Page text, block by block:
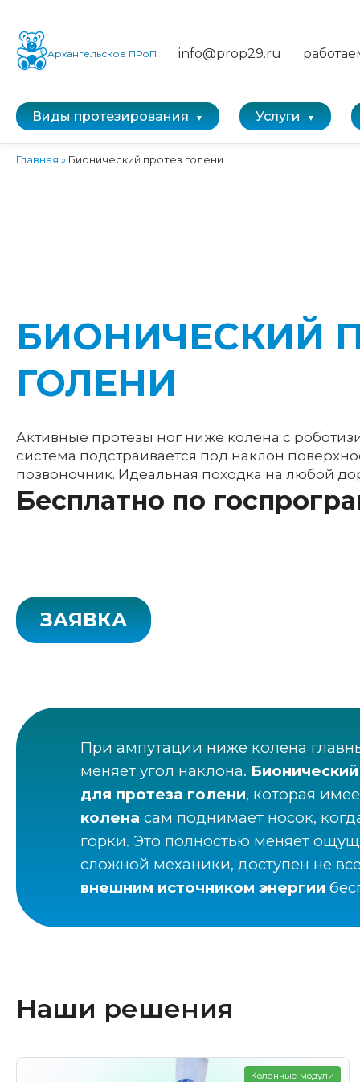
Архангельское ПРоП info@prop29.ru
Виды протезирования Услуги
Главная » Бионический протез голени
БИОНИЧЕСКИЙ
ГОЛЕНИ
Активные протезы ног ниже колена с
система подстраивается под наклон
позвоночник. Идеальная походка на любой
Бесплатно по
ЗАЯВКА
При ампутации ниже колена
меняет угол наклона.
для протеза голени, которая
колена сам поднимает носок,
горки. Это полностью меняет
сложной механики, доступен не
внешним источником энергии
Наши решения
Коленные модули